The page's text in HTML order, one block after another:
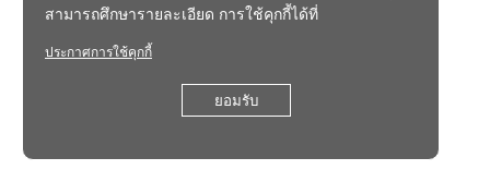
สามารถศึกษารายละเอียด การใช้คุกกี้ได้ที่
ประกาศการใช้คุกกี้
ยอมรับ